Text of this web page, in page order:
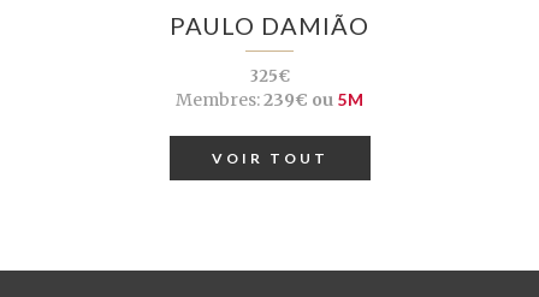
PAULO DAMIÃO
325€
Membres:239€ ou 5M
VOIR TOUT